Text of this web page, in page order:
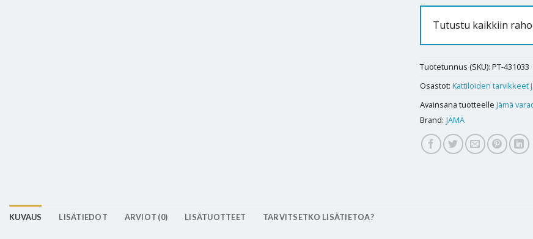
Tutustu kaikkiin
Tuotetunnus (SKU): PT-431033
Osastot: Kattiloiden tarvikkeet
Avainsana tuotteelle Jämä
Brand: JÄMÄ
KUVAUS LISÄTIEDOT ARVIOT (0) LISÄTUOTTEET TARVITSETKO LISÄTIETOA?